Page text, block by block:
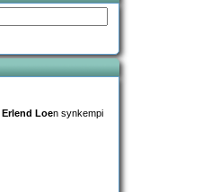
Erlend Loen synkempi